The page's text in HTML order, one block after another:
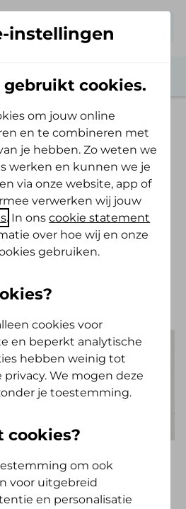
het ziekenhuis
Misschien heb je,
in het ziekenhuis,
We leggen je
regelt, waar je
je vergoed krijgt.
regelt je
instellingen
gebruikt cookies.
om jouw online
en te combineren met
je hebben. Zo weten we
werken en kunnen we je
via onze website, app of
verwerken wij jouw
. In onscookie statement
over hoe wij en onze
gebruiken.
cookies voor
en beperkt analytische
hebben weinig tot
We mogen deze
je toestemming.
cookies?
om ook
voor uitgebreid
en personalisatie